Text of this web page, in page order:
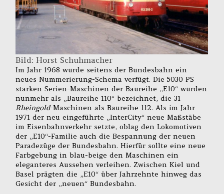
Bild: Horst Schuhmacher
Im Jahr 1968 wurde seitens der Bundesbahn ein
neues Nummerierung-Schema verfügt. Die 5030 PS
starken Serien-Maschinen der Baureihe „E10“ wurden
nunmehr als „Baureihe 110“ bezeichnet, die 31
Rheingold-Maschinen als Baureihe 112. Als im Jahr
1971 der neu eingeführte „InterCity“ neue Maßstäbe
im Eisenbahnverkehr setzte, oblag den Lokomotiven
der „E10“-Familie auch die Bespannung der neuen
Paradezüge der Bundesbahn. Hierfür sollte eine neue
Farbgebung in blau-beige den Maschinen ein
eleganteres Aussehen verleihen. Zwischen Kiel und
Basel prägten die „E10“ über Jahrzehnte hinweg das
Gesicht der „neuen“ Bundesbahn.